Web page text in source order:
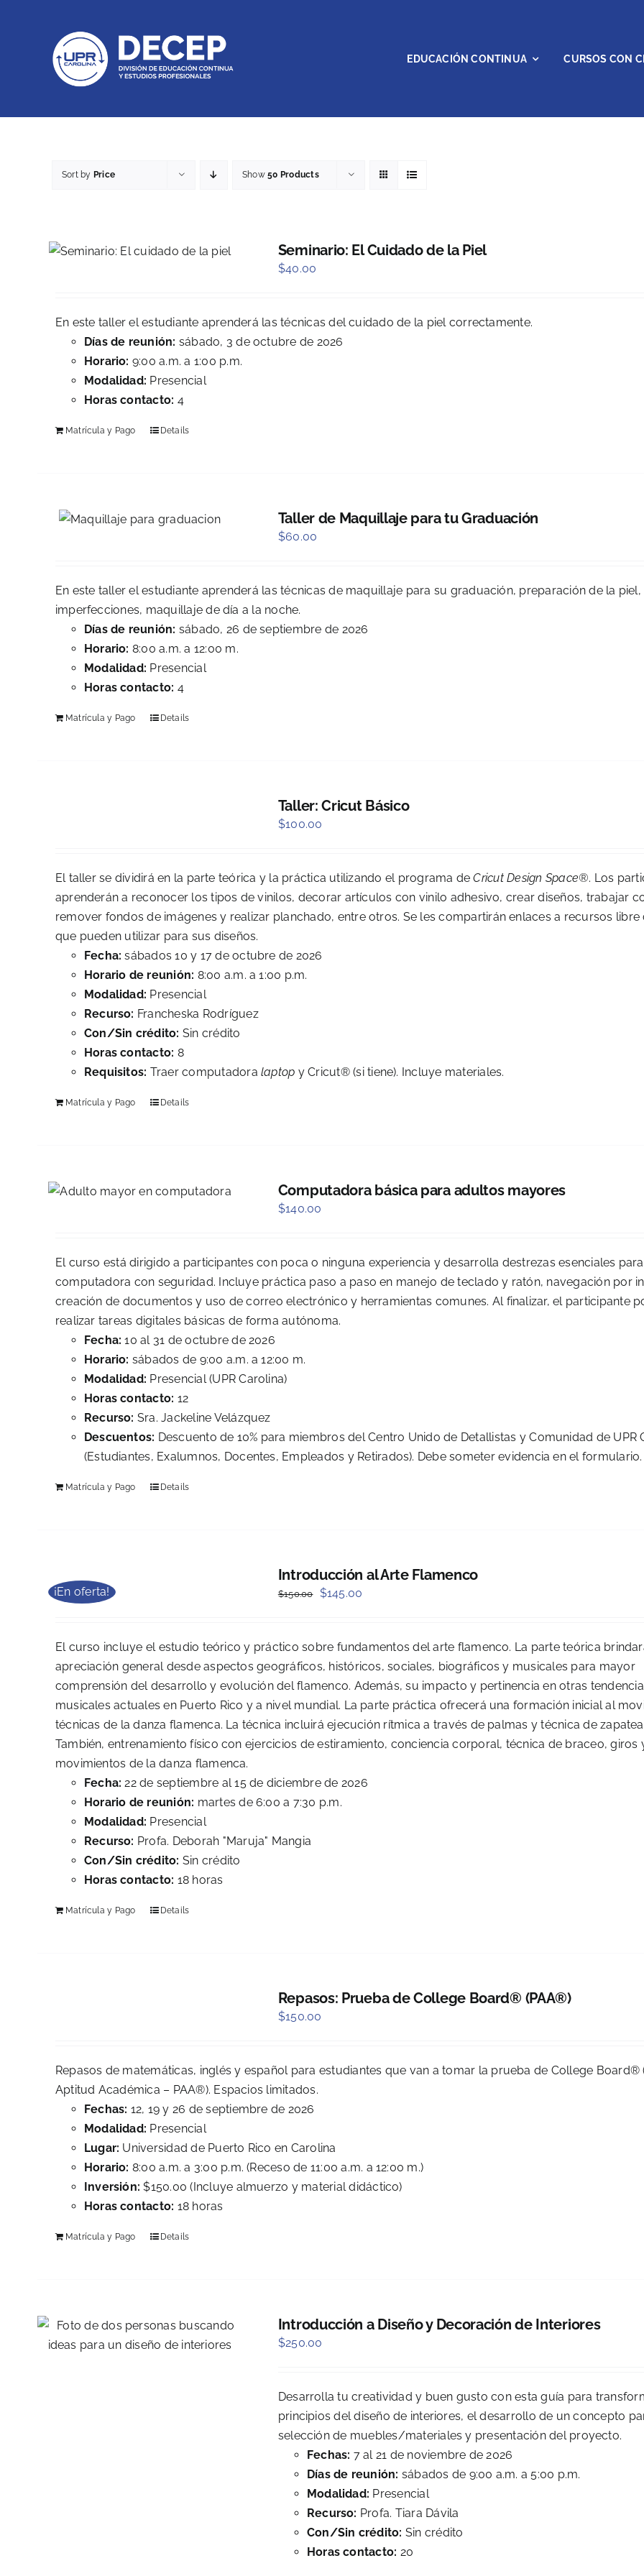
EDUCACIÓN CONTINUA CURSOS CON
Sort by Price Show50 Products
Seminario: El Cuidado de la Piel
$40.00
En este taller el estudiante aprenderá las técnicas del cuidado de la piel correctamente.
Días de reunión: sábado, 3 de octubre de 2026
Horario: 9:00 a.m. a 1:00 p.m.
Modalidad: Presencial
Horas contacto: 4
Matrícula y Pago Details
Taller de Maquillaje para tu Graduación
$60.00
En este taller el estudiante aprenderá las técnicas de maquillaje para su graduación, preparación de la
imperfecciones, maquillaje de día a la noche.
Días de reunión: sábado, 26 de septiembre de 2026
Horario: 8:00 a.m. a 12:00 m.
Modalidad: Presencial
Horas contacto: 4
Matrícula y Pago Details
Taller: Cricut Básico
$100.00
El taller se dividirá en la parte teórica y la práctica utilizando el programa deCricut Design Space®. Los
aprenderán a reconocer los tipos de vinilos, decorar artículos con vinilo adhesivo, crear diseños, trabajar
remover fondos de imágenes y realizar planchado, entre otros. Se les compartirán enlaces a recursos libre
que pueden utilizar para sus diseños.
Fecha: sábados 10 y 17 de octubre de 2026
Horario de reunión: 8:00 a.m. a 1:00 p.m.
Modalidad: Presencial
Recurso: Francheska Rodríguez
Con/Sin crédito: Sin crédito
Horas contacto: 8
Requisitos: Traer computadora laptop y Cricut® (si tiene). Incluye materiales.
Matrícula y Pago Details
Computadora básica para adultos mayores
$140.00
El curso está dirigido a participantes con poca o ninguna experiencia y desarrolla destrezas esenciales
computadora con seguridad. Incluye práctica paso a paso en manejo de teclado y ratón, navegación por
creación de documentos y uso de correo electrónico y herramientas comunes. Al finalizar, el participante
realizar tareas digitales básicas de forma autónoma.
Fecha: 10 al 31 de octubre de 2026
Horario: sábados de 9:00 a.m. a 12:00 m.
Modalidad: Presencial (UPR Carolina)
Horas contacto: 12
Recurso: Sra. Jackeline Velázquez
Descuentos: Descuento de 10% para miembros del Centro Unido de Detallistas y Comunidad de UPR
(Estudiantes, Exalumnos, Docentes, Empleados y Retirados). Debe someter evidencia en el formulario.
Matrícula y Pago Details
¡En oferta!
Introducción al Arte Flamenco
$150.00
Original
$150.00.
$145.00
$145.00.
El curso incluye el estudio teórico y práctico sobre fundamentos del arte flamenco. La parte teórica
apreciación general desde aspectos geográficos, históricos, sociales, biográficos y musicales para mayor
comprensión del desarrollo y evolución del flamenco. Además, su impacto y pertinencia en otras
musicales actuales en Puerto Rico y a nivel mundial. La parte práctica ofrecerá una formación inicial al
técnicas de la danza flamenca. La técnica incluirá ejecución rítmica a través de palmas y técnica de
También, entrenamiento físico con ejercicios de estiramiento, conciencia corporal, técnica de braceo, giros
movimientos de la danza flamenca.
Fecha:22 de septiembre al 15 de diciembre de 2026
Horario de reunión: martes de 6:00 a 7:30 p.m.
Modalidad: Presencial
Recurso: Profa. Deborah "Maruja" Mangia
Con/Sin crédito: Sin crédito
Horas contacto: 18 horas
Matrícula y Pago Details
Repasos: Prueba de College Board® (PAA®)
$150.00
Repasos de matemáticas, inglés y español para estudiantes que van a tomar la prueba de College Board®
Aptitud Académica – PAA®). Espacios limitados.
Fechas: 12, 19 y 26 de septiembre de 2026
Modalidad: Presencial
Lugar: Universidad de Puerto Rico en Carolina
Horario: 8:00 a.m. a 3:00 p.m. (Receso de 11:00 a.m. a 12:00 m.)
Inversión: $150.00 (Incluye almuerzo y material didáctico)
Horas contacto: 18 horas
Matrícula y Pago Details
Introducción a Diseño y Decoración de Interiores
$250.00
Desarrolla tu creatividad y buen gusto con esta guía para
principios del diseño de interiores, el desarrollo de un concepto
selección de muebles/materiales y presentación del proyecto.
Fechas: 7 al 21 de noviembre de 2026
Días de reunión: sábados de 9:00 a.m. a 5:00 p.m.
Modalidad: Presencial
Recurso: Profa. Tiara Dávila
Con/Sin crédito: Sin crédito
Horas contacto: 20